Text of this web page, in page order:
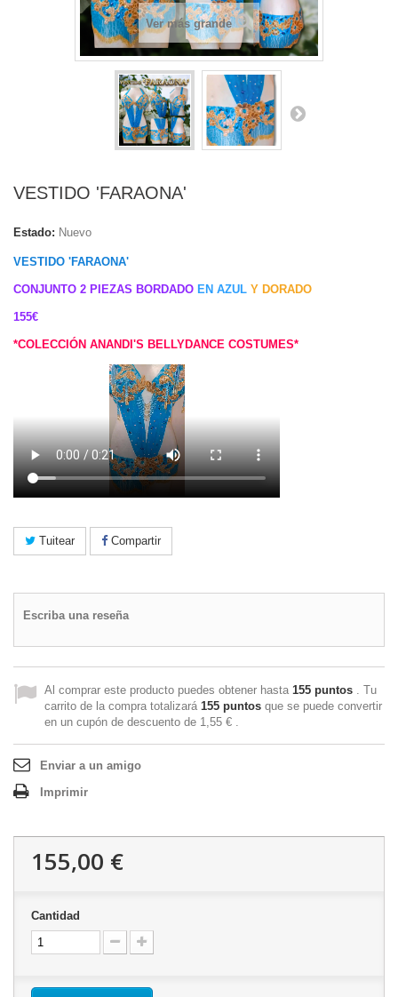
Ver más grande
VESTIDO 'FARAONA'
Estado: Nuevo
VESTIDO 'FARAONA'
CONJUNTO 2 PIEZAS BORDADO EN AZUL Y DORADO
155€
*COLECCIÓN ANANDI'S BELLYDANCE COSTUMES*
Tuitear Compartir
Escriba una reseña
Al comprar este producto puedes obtener hasta 155 puntos . Tu
carrito de la compra totalizará 155 puntos que se puede convertir
en un cupón de descuento de 1,55 € .
Enviar a un amigo
Imprimir
155,00 €
Cantidad